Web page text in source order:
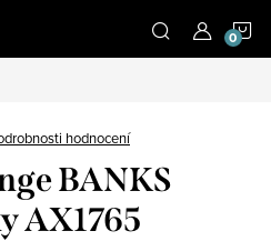
hodnocení
BANKS
AX1765